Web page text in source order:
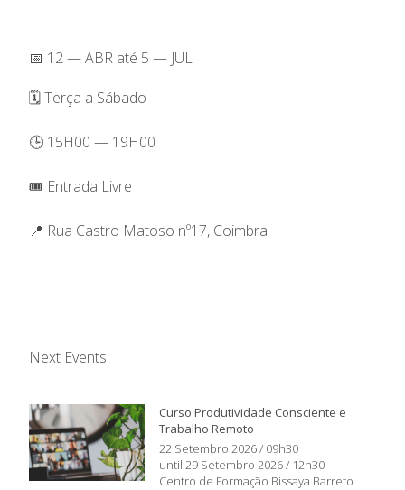
📅 12 — ABR até 5 — JUL
🗓️ Terça a Sábado
🕒 15H00 — 19H00
🎟️ Entrada Livre
📍 Rua Castro Matoso nº17, Coimbra
Next Events
Curso Produtividade Consciente e
Trabalho Remoto
22 Setembro 2026 / 09h30
until 29 Setembro 2026 / 12h30
Centro de Formação Bissaya Barreto